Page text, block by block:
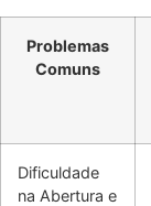
Problemas
Comuns
Dificuldade
na Abertura e